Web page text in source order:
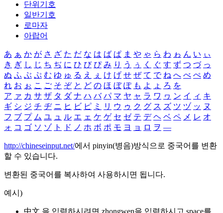
단위기호
일반기호
로마자
아랍어
あ ぁ か が さ ざ た だ な は ば ぱ ま や ゃ ら わ ゎ ん い ぃ
き ぎ し じ ち ぢ に ひ び ぴ み り う ぅ く ぐ す ず つ づ っ
ぬ ふ ぶ ぷ む ゆ ゅ る え ぇ け げ せ ぜ て で ね へ べ ぺ め
れ お ぉ こ ご そ ぞ と ど の ほ ぼ ぽ も よ ょ ろ を
ア ァ カ サ ザ タ ダ ナ ハ バ パ マ ヤ ャ ラ ワ ヮ ン イ ィ キ
ギ シ ジ チ ヂ ニ ヒ ビ ピ ミ リ ウ ゥ ク グ ス ズ ツ ヅ ッ ヌ
フ ブ プ ム ユ ュ ル エ ェ ケ ゲ セ ゼ テ デ ヘ ベ ペ メ レ オ
ォ コ ゴ ソ ゾ ト ド ノ ホ ボ ポ モ ヨ ョ ロ ヲ ―
http://chineseinput.net/에서 pinyin(병음)방식으로 중국어를 변환
할 수 있습니다.
변환된 중국어를 복사하여 사용하시면 됩니다.
예시)